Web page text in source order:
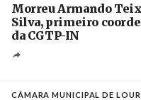
Morreu Armando
Silva, primeiro
da CGTP-IN
CÂMARA MUNICIPAL DE